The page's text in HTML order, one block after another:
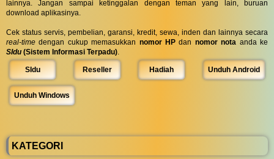
lainnya. Jangan sampai ketinggalan dengan teman yang lain, buruan
download aplikasinya.
Cek status servis, pembelian, garansi, kredit, sewa, inden dan lainnya secara
real-time dengan cukup memasukkan nomor HP dan nomor nota anda ke
SIdu (Sistem Informasi Terpadu).
SIdu Reseller Hadiah Unduh Android
Unduh Windows
KATEGORI